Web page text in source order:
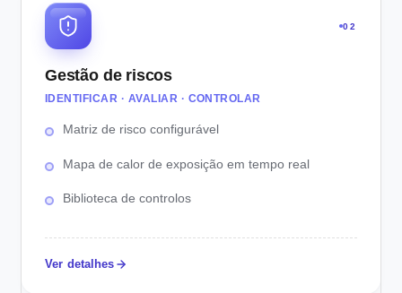
02
Gestão de riscos
IDENTIFICAR · AVALIAR · CONTROLAR
Matriz de risco configurável
Mapa de calor de exposição em tempo real
Biblioteca de controlos
Ver detalhes